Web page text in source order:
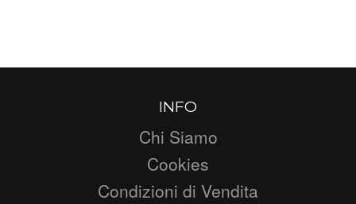
INFO
Chi Siamo
Cookies
Condizioni di Vendita